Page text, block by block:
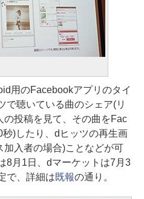
用のFacebookアプリのタイ
で聴いている曲のシェア(リ
の投稿を見て、その曲をFac
)したり、dヒッツの再生画
入者の場合)ことなどが可
8月1日、dマーケットは7月3
で、詳細は既報の通り。